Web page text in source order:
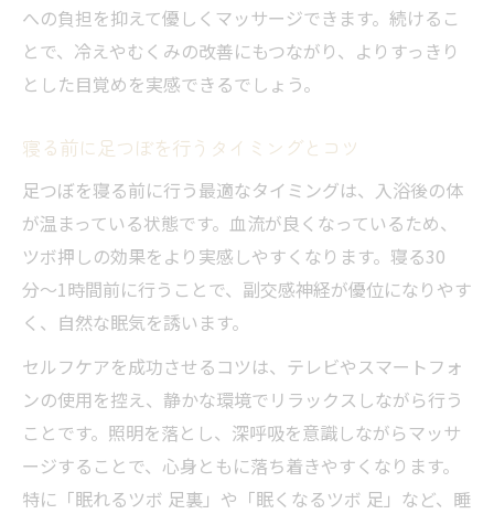
への負担を抑えて優しくマッサージできます。続けるこ
とで、冷えやむくみの改善にもつながり、よりすっきり
とした目覚めを実感できるでしょう。
寝る前に足つぼを行うタイミングとコツ
足つぼを寝る前に行う最適なタイミングは、入浴後の体
が温まっている状態です。血流が良くなっているため、
ツボ押しの効果をより実感しやすくなります。寝る30
分〜1時間前に行うことで、副交感神経が優位になりやす
く、自然な眠気を誘います。
セルフケアを成功させるコツは、テレビやスマートフォ
ンの使用を控え、静かな環境でリラックスしながら行う
ことです。照明を落とし、深呼吸を意識しながらマッサ
ージすることで、心身ともに落ち着きやすくなります。
特に「眠れるツボ 足裏」や「眠くなるツボ 足」など、睡